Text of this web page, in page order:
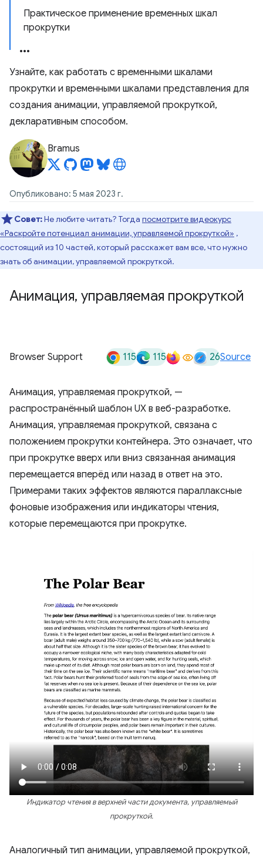
Практическое применение временных шкал
прокрутки
Узнайте, как работать с временными шкалами
прокрутки и временными шкалами представления для
создания анимации, управляемой прокруткой,
декларативным способом.
Bramus
Опубликовано: 5 мая 2023 г.
Совет:Не любите читать? Тогда посмотрите видеокурс
«Раскройте потенциал анимации, управляемой прокруткой» ,
состоящий из 10 частей, который расскажет вам все, что нужно
знать об анимации, управляемой прокруткой.
Анимация, управляемая прокруткой
Browser Support 115 115 26Source
Анимация, управляемая прокруткой, —
распространённый шаблон UX в веб-разработке.
Анимация, управляемая прокруткой, связана с
положением прокрутки контейнера. Это означает, что
при прокрутке вверх или вниз связанная анимация
перемещается вперёд или назад в ответ на это.
Примерами таких эффектов являются параллаксные
фоновые изображения или индикаторы чтения,
которые перемещаются при прокрутке.
Индикатор чтения в верхней части документа, управляемый
прокруткой.
Аналогичный тип анимации, управляемой прокруткой,